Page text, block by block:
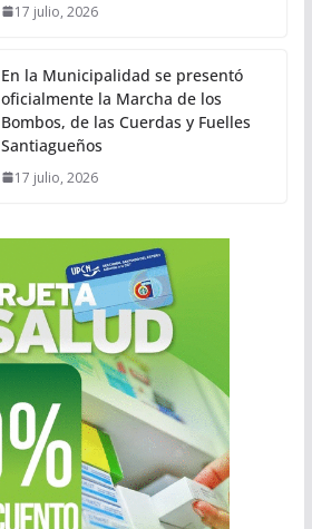
17 julio, 2026
En la Municipalidad se presentó
oficialmente la Marcha de los
Bombos, de las Cuerdas y Fuelles
Santiagueños
17 julio, 2026